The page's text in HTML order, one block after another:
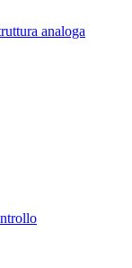
analoga